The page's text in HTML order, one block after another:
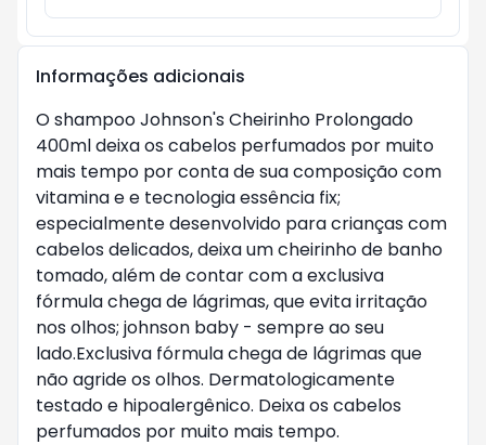
Informações adicionais
O shampoo Johnson's Cheirinho Prolongado
400ml deixa os cabelos perfumados por muito
mais tempo por conta de sua composição com
vitamina e e tecnologia essência fix;
especialmente desenvolvido para crianças com
cabelos delicados, deixa um cheirinho de banho
tomado, além de contar com a exclusiva
fórmula chega de lágrimas, que evita irritação
nos olhos; johnson baby - sempre ao seu
lado.Exclusiva fórmula chega de lágrimas que
não agride os olhos. Dermatologicamente
testado e hipoalergênico. Deixa os cabelos
perfumados por muito mais tempo.